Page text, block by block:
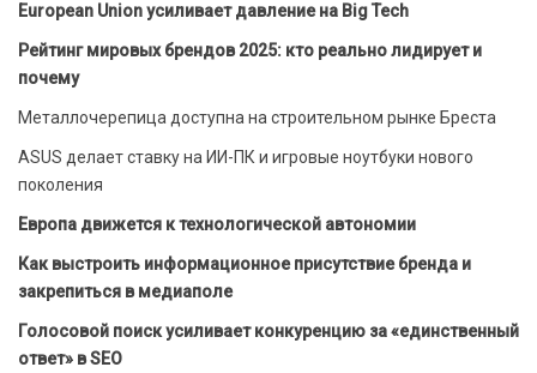
European Union усиливает давление на Big Tech
Рейтинг мировых брендов 2025: кто реально лидирует и
почему
Металлочерепица доступна на строительном рынке Бреста
ASUS делает ставку на ИИ-ПК и игровые ноутбуки нового
поколения
Европа движется к технологической автономии
Как выстроить информационное присутствие бренда и
закрепиться в медиаполе
Голосовой поиск усиливает конкуренцию за «единственный
ответ» в SEO